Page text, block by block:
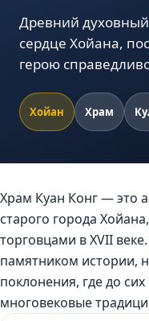
Древний
сердце Хойана,
герою
Хойан Храм
Храм Куан Конг — это
старого города
торговцами в XVII
памятником истории,
поклонения, где до
многовековые